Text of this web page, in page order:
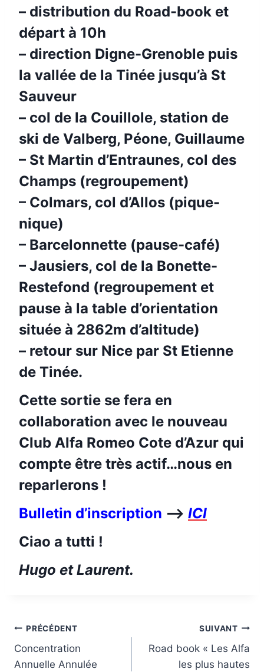
– distribution du Road-book et
départ à 10h
– direction Digne-Grenoble puis
la vallée de la Tinée jusqu’à St
Sauveur
– col de la Couillole, station de
ski de Valberg, Péone, Guillaume
– St Martin d’Entraunes, col des
Champs (regroupement)
– Colmars, col d’Allos (pique-
nique)
– Barcelonnette (pause-café)
– Jausiers, col de la Bonette-
Restefond (regroupement et
pause à la table d’orientation
située à 2862m d’altitude)
– retour sur Nice par St Etienne
de Tinée.
Cette sortie se fera en
collaboration avec le nouveau
Club Alfa Romeo Cote d’Azur qui
compte être très actif…nous en
reparlerons !
Bulletin d’inscription — ICI
Ciao a tutti !
Hugo et Laurent.
Navigation
de
PRÉCÉDENT
Concentration
Annuelle Annulée
SUIVANT
Road book « Les Alfa
les plus hautes